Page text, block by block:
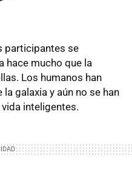
participantes se
hace mucho que la
Los humanos han
galaxia y aún no se han
inteligentes.